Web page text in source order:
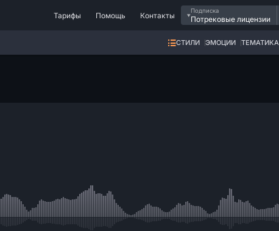
Тарифы Помощь Контакты
Подписка
Потрековые лицензии
СТИЛИ ЭМОЦИИ ТЕМАТИКА